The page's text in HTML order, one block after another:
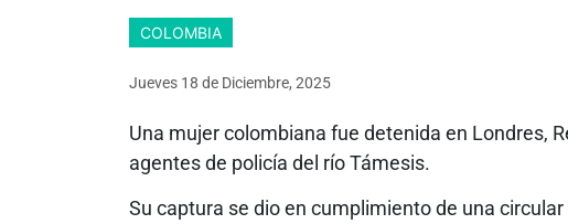
COLOMBIA
Jueves 18 de Diciembre, 2025
Una mujer colombiana fue detenida en Londres,
agentes de policía del río Támesis.
Su captura se dio en cumplimiento de una